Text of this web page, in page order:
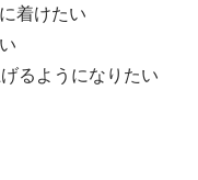
着けたい
るようになりたい